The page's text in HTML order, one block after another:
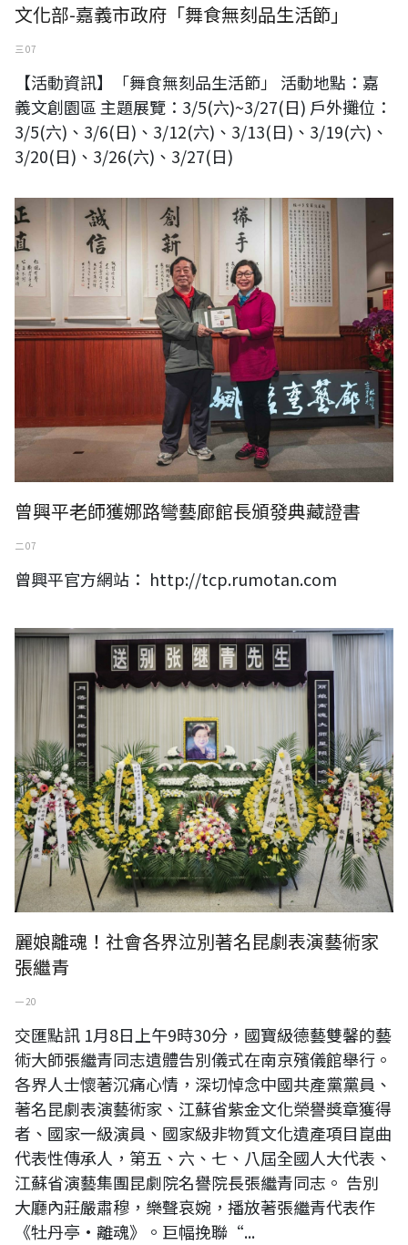
文化部-嘉義市政府「舞食無刻品生活節」
三 07
【活動資訊】「舞食無刻品生活節」 活動地點：嘉
義文創園區 主題展覽：3/5(六)~3/27(日) 戶外攤位：
3/5(六)、3/6(日)、3/12(六)、3/13(日)、3/19(六)、
3/20(日)、3/26(六)、3/27(日)
曾興平老師獲娜路彎藝廊館長頒發典藏證書
二 07
曾興平官方網站： http://tcp.rumotan.com
麗娘離魂！社會各界泣別著名昆劇表演藝術家張繼青
麗娘離魂！社會各界泣別著名昆劇表演藝術家
張繼青
一 20
交匯點訊 1月8日上午9時30分，國寶級德藝雙馨的藝
術大師張繼青同志遺體告別儀式在南京殯儀館舉行。
各界人士懷著沉痛心情，深切悼念中國共產黨黨員、
著名昆劇表演藝術家、江蘇省紫金文化榮譽獎章獲得
者、國家一級演員、國家級非物質文化遺產項目崑曲
代表性傳承人，第五、六、七、八屆全國人大代表、
江蘇省演藝集團昆劇院名譽院長張繼青同志。 告別
大廳內莊嚴肅穆，樂聲哀婉，播放著張繼青代表作
《牡丹亭·離魂》。巨幅挽聯“...